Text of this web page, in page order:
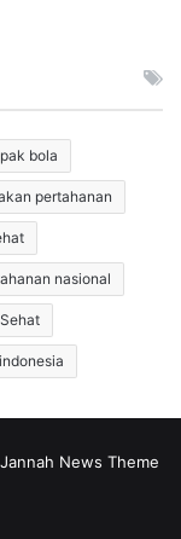
bola
pertahanan
nasional
Jannah News Theme